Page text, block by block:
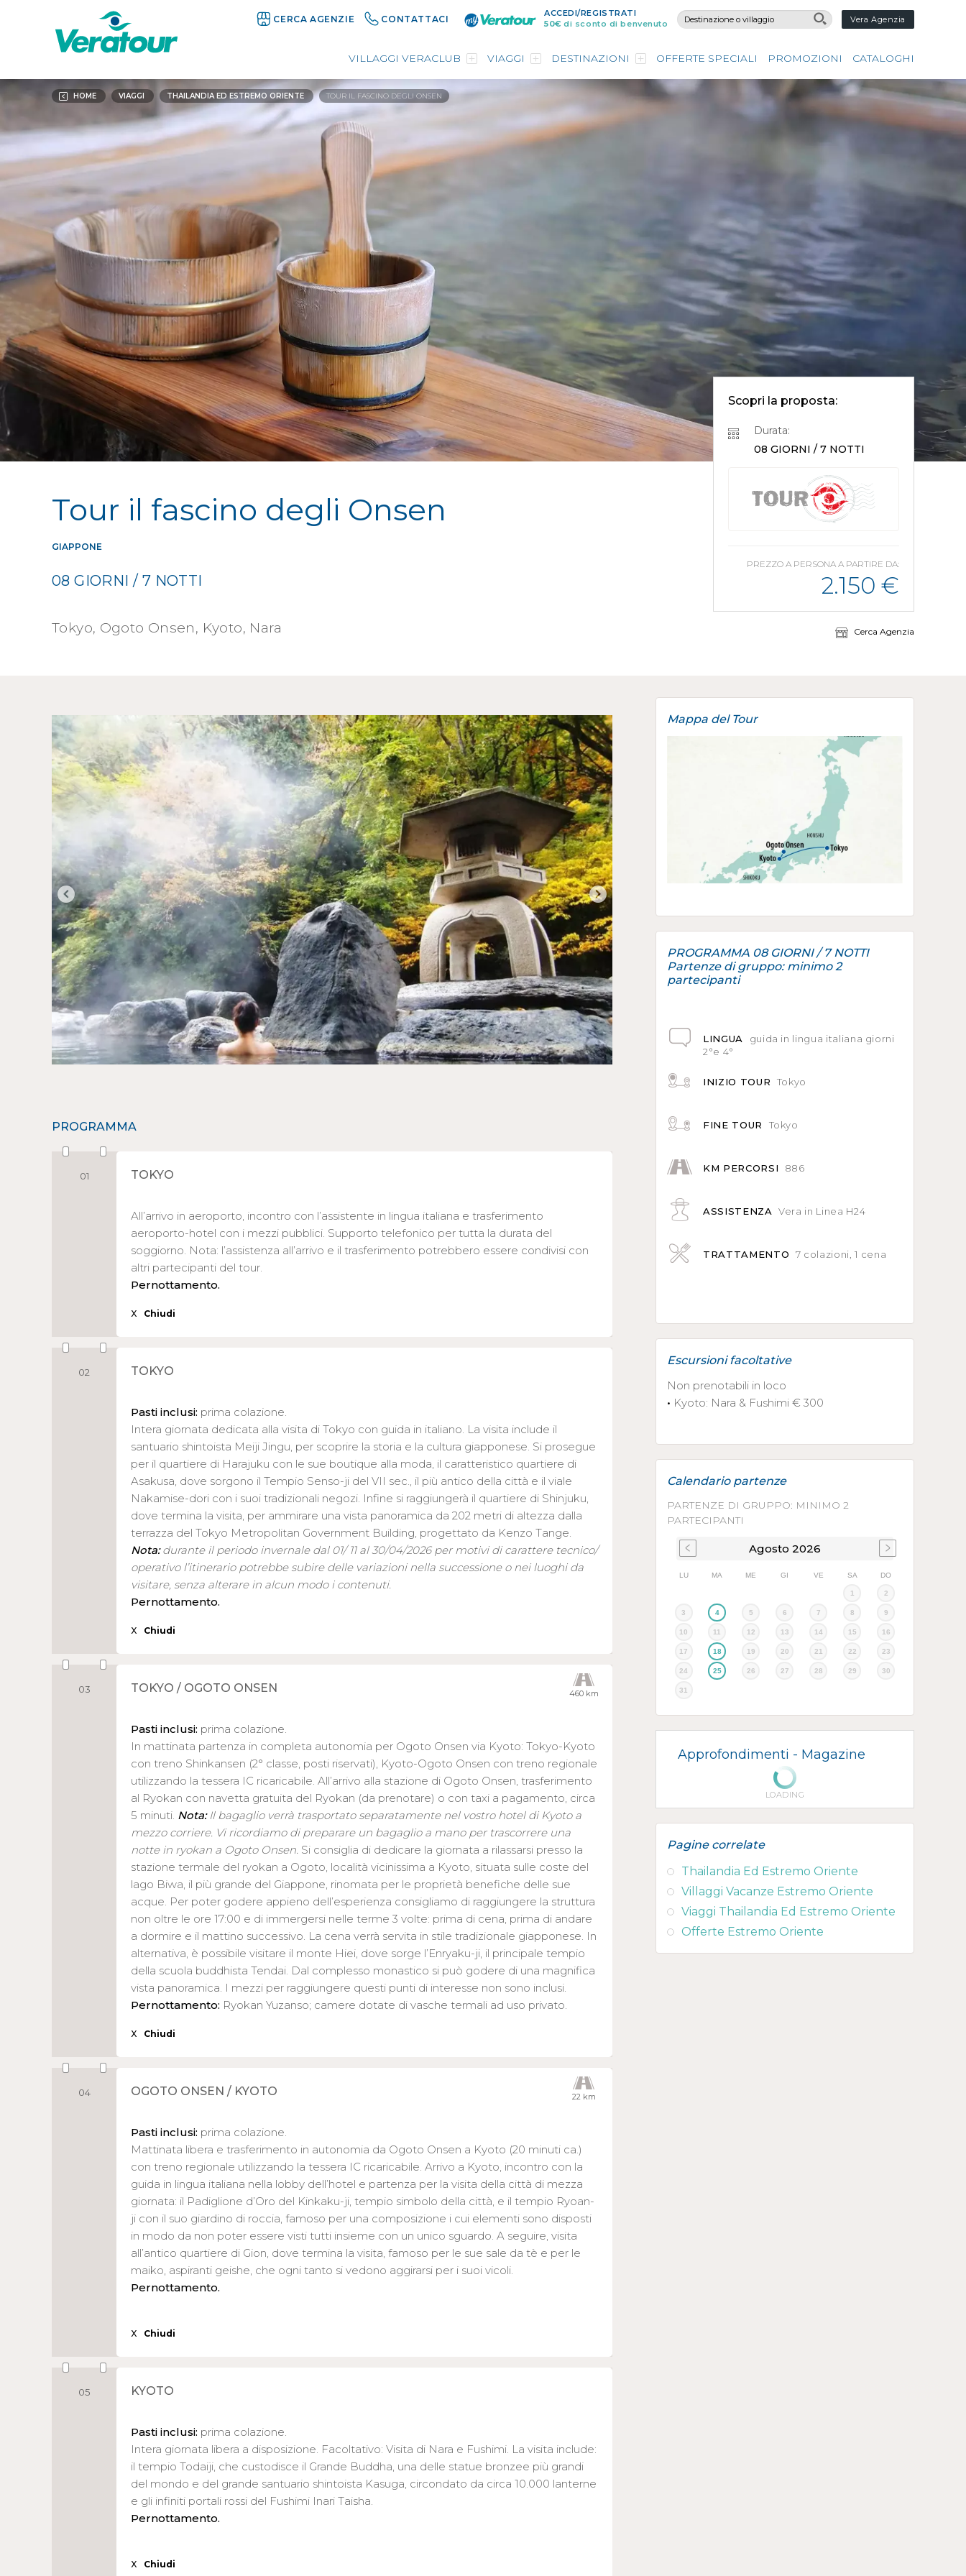
CERCA AGENZIE CONTATTACI
ACCEDI/REGISTRATI
50€ di sconto di benvenuto Vera Agenzia
VILLAGGI VERACLUB VIAGGI DESTINAZIONI OFFERTE SPECIALI PROMOZIONI CATALOGHI
HOME VIAGGI THAILANDIA ED ESTREMO ORIENTE TOUR IL FASCINO DEGLI ONSEN
Tour il fascino degli Onsen
GIAPPONE
08 GIORNI / 7 NOTTI
Tokyo, Ogoto Onsen, Kyoto, Nara
Scopri la proposta:
Durata:
08 GIORNI / 7 NOTTI
PREZZO A PERSONA A PARTIRE DA:
2.150 €
Cerca Agenzia
PROGRAMMA
01 TOKYO
All’arrivo in aeroporto, incontro con l’assistente in lingua italiana e trasferimento
aeroporto-hotel con i mezzi pubblici. Supporto telefonico per tutta la durata del
soggiorno. Nota: l’assistenza all’arrivo e il trasferimento potrebbero essere condivisi con
altri partecipanti del tour.
Pernottamento.
X Chiudi
02 TOKYO
Pasti inclusi: prima colazione.
Intera giornata dedicata alla visita di Tokyo con guida in italiano. La visita include il
santuario shintoista Meiji Jingu, per scoprire la storia e la cultura giapponese. Si prosegue
per il quartiere di Harajuku con le sue boutique alla moda, il caratteristico quartiere di
Asakusa, dove sorgono il Tempio Senso-ji del VII sec., il più antico della città e il viale
Nakamise-dori con i suoi tradizionali negozi. Infine si raggiungerà il quartiere di Shinjuku,
dove termina la visita, per ammirare una vista panoramica da 202 metri di altezza dalla
terrazza del Tokyo Metropolitan Government Building, progettato da Kenzo Tange.
Nota:durante il periodo invernale dal 01/ 11 al 30/04/2026 per motivi di carattere tecnico/
operativo l’itinerario potrebbe subire delle variazioni nella successione o nei luoghi da
visitare, senza alterare in alcun modo i contenuti.
Pernottamento.
X Chiudi
03 460 km
TOKYO / OGOTO ONSEN
Pasti inclusi: prima colazione.
In mattinata partenza in completa autonomia per Ogoto Onsen via Kyoto: Tokyo-Kyoto
con treno Shinkansen (2° classe, posti riservati), Kyoto-Ogoto Onsen con treno regionale
utilizzando la tessera IC ricaricabile. All’arrivo alla stazione di Ogoto Onsen, trasferimento
al Ryokan con navetta gratuita del Ryokan (da prenotare) o con taxi a pagamento, circa
5 minuti. Nota: Il bagaglio verrà trasportato separatamente nel vostro hotel di Kyoto a
mezzo corriere. Vi ricordiamo di preparare un bagaglio a mano per trascorrere una
notte in ryokan a Ogoto Onsen. Si consiglia di dedicare la giornata a rilassarsi presso la
stazione termale del ryokan a Ogoto, località vicinissima a Kyoto, situata sulle coste del
lago Biwa, il più grande del Giappone, rinomata per le proprietà benefiche delle sue
acque. Per poter godere appieno dell’esperienza consigliamo di raggiungere la struttura
non oltre le ore 17:00 e di immergersi nelle terme 3 volte: prima di cena, prima di andare
a dormire e il mattino successivo. La cena verrà servita in stile tradizionale giapponese. In
alternativa, è possibile visitare il monte Hiei, dove sorge l’Enryaku-ji, il principale tempio
della scuola buddhista Tendai. Dal complesso monastico si può godere di una magnifica
vista panoramica. I mezzi per raggiungere questi punti di interesse non sono inclusi.
Pernottamento: Ryokan Yuzanso; camere dotate di vasche termali ad uso privato.
X Chiudi
04 22 km
OGOTO ONSEN / KYOTO
Pasti inclusi: prima colazione.
Mattinata libera e trasferimento in autonomia da Ogoto Onsen a Kyoto (20 minuti ca.)
con treno regionale utilizzando la tessera IC ricaricabile. Arrivo a Kyoto, incontro con la
guida in lingua italiana nella lobby dell’hotel e partenza per la visita della città di mezza
giornata: il Padiglione d’Oro del Kinkaku-ji, tempio simbolo della città, e il tempio Ryoan-
ji con il suo giardino di roccia, famoso per una composizione i cui elementi sono disposti
in modo da non poter essere visti tutti insieme con un unico sguardo. A seguire, visita
all’antico quartiere di Gion, dove termina la visita, famoso per le sue sale da tè e per le
maiko, aspiranti geishe, che ogni tanto si vedono aggirarsi per i suoi vicoli.
Pernottamento.
X Chiudi
05 KYOTO
Pasti inclusi: prima colazione.
Intera giornata libera a disposizione. Facoltativo: Visita di Nara e Fushimi. La visita include:
il tempio Todaiji, che custodisce il Grande Buddha, una delle statue bronzee più grandi
del mondo e del grande santuario shintoista Kasuga, circondato da circa 10.000 lanterne
e gli infiniti portali rossi del Fushimi Inari Taisha.
Pernottamento.
X Chiudi
Mappa del Tour
PROGRAMMA 08 GIORNI / 7 NOTTI
Partenze di gruppo: minimo 2
partecipanti
LINGUA
guida in lingua italiana giorni
2°e 4°
INIZIO TOUR Tokyo
FINE TOUR Tokyo
KM PERCORSI 886
ASSISTENZA Vera in Linea H24
TRATTAMENTO 7 colazioni, 1 cena
Escursioni facoltative
Non prenotabili in loco
• Kyoto: Nara & Fushimi € 300
Calendario partenze
PARTENZE DI GRUPPO: MINIMO 2
PARTECIPANTI
Agosto 2026
LU MA ME GI VE SA DO
1 2
3 4 5 6 7 8 9
10 11 12 13 14 15 16
17 18 19 20 21 22 23
24 25 26 27 28 29 30
31
Approfondimenti - Magazine
LOADING
Pagine correlate
Thailandia Ed Estremo Oriente
Villaggi Vacanze Estremo Oriente
Viaggi Thailandia Ed Estremo Oriente
Offerte Estremo Oriente